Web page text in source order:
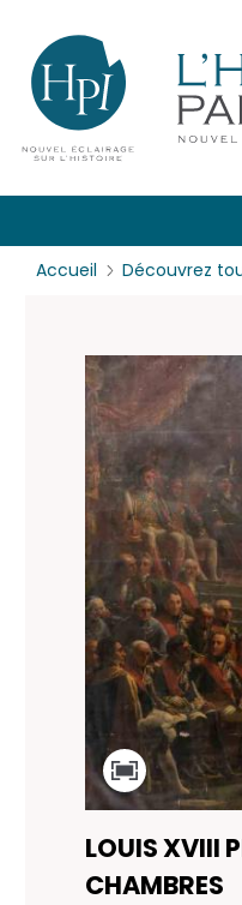
Menu
secondaire
(header)
Accueil Découvrez
LOUIS XVIII
CHAMBRES